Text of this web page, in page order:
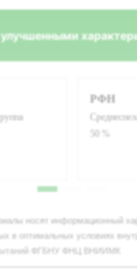
РФН
50 %
носят информационный
в оптимальных условиях
ФГБНУ ФНЦ ВНИИМК